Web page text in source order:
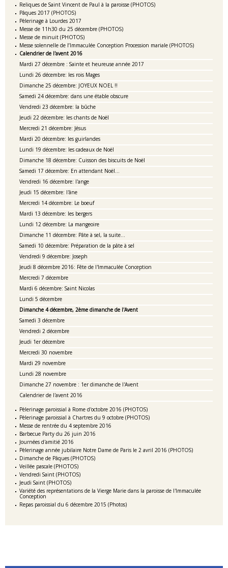
Reliques de Saint Vincent de Paul à la paroisse (PHOTOS)
Pâques 2017 (PHOTOS)
Pèlerinage à Lourdes 2017
Messe de 11h30 du 25 décembre (PHOTOS)
Messe de minuit (PHOTOS)
Messe solennelle de l’Immaculée Conception Procession mariale (PHOTOS)
Calendrier de l'avent 2016
Mardi 27 décembre : Sainte et heureuse année 2017
Lundi 26 décembre: les rois Mages
Dimanche 25 décembre: JOYEUX NOEL !!
Samedi 24 décembre: dans une étable obscure
Vendredi 23 décembre: la bûche
Jeudi 22 décembre: les chants de Noël
Mercredi 21 décembre: Jésus
Mardi 20 décembre: les guirlandes
Lundi 19 décembre: les cadeaux de Noël
Dimanche 18 décembre: Cuisson des biscuits de Noël
Samedi 17 décembre: En attendant Noël...
Vendredi 16 décembre: l'ange
Jeudi 15 décembre: l'âne
Mercredi 14 décembre: Le boeuf
Mardi 13 décembre: les bergers
Lundi 12 décembre: La mangeoire
Dimanche 11 décembre: Pâte à sel, la suite...
Samedi 10 décembre: Préparation de la pâte à sel
Vendredi 9 décembre: Joseph
Jeudi 8 décembre 2016: Fête de l'Immaculée Conception
Mercredi 7 décembre
Mardi 6 décembre: Saint Nicolas
Lundi 5 décembre
Dimanche 4 décembre, 2ème dimanche de l'Avent
Samedi 3 décembre
Vendredi 2 décembre
Jeudi 1er décembre
Mercredi 30 novembre
Mardi 29 novembre
Lundi 28 novembre
Dimanche 27 novembre : 1er dimanche de l'Avent
Calendrier de l'avent 2016
Pèlerinage paroissial à Rome d'octobre 2016 (PHOTOS)
Pèlerinage paroissial à Chartres du 9 octobre (PHOTOS)
Messe de rentrée du 4 septembre 2016
Barbecue Party du 26 juin 2016
Journées d'amitié 2016
Pèlerinage année jubilaire Notre Dame de Paris le 2 avril 2016 (PHOTOS)
Dimanche de Pâques (PHOTOS)
Veillée pascale (PHOTOS)
Vendredi Saint (PHOTOS)
Jeudi Saint (PHOTOS)
Variété des représentations de la Vierge Marie dans la paroisse de l'Immaculée
Conception
Repas paroissial du 6 décembre 2015 (Photos)